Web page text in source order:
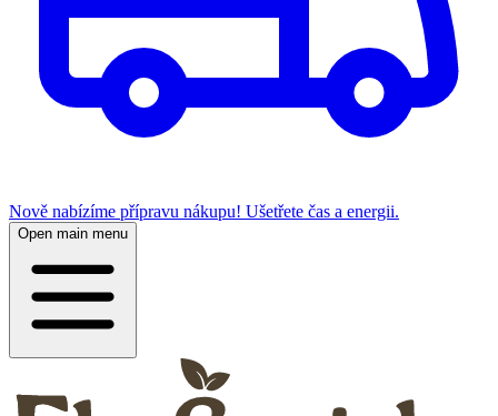
Nově nabízíme přípravu nákupu! Ušetřete čas a energii.
Open main menu